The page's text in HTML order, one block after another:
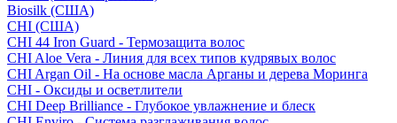
Biosilk (США)
CHI (США)
CHI 44 Iron Guard - Термозащита волос
CHI Aloe Vera - Линия для всех типов кудрявых волос
CHI Argan Oil - На основе масла Арганы и дерева Моринга
CHI - Оксиды и осветлители
CHI Deep Brilliance - Глубокое увлажнение и блеск